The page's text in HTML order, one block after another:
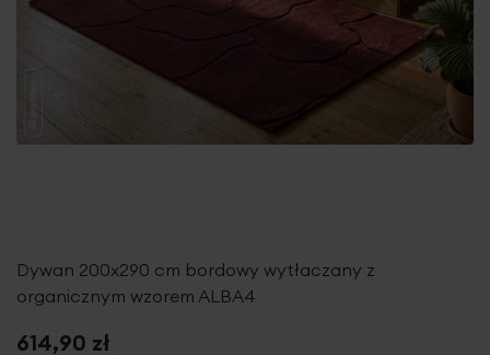
Dywan 200x290 cm bordowy wytłaczany z
organicznym wzorem ALBA4
614,90 zł